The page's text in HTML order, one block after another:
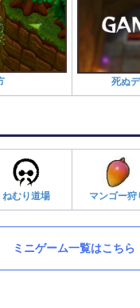
死ぬ
ねむり道場 マンゴー狩
ミニゲーム一覧はこちら